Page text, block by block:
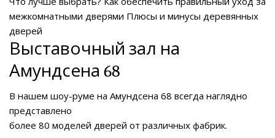
межкомнатными дверями Плюсы и минусы деревянных
дверей
Выставочный зал на
Амундсена 68
В нашем шоу-руме на Амундсена 68 всегда наглядно
представлено
более 80 моделей дверей от различных фабрик.